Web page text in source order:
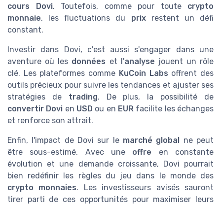
cours Dovi. Toutefois, comme pour toute crypto
monnaie, les fluctuations du prixrestent un défi
constant.
Investir dans Dovi, c'est aussi s'engager dans une
aventure où les données et l'analyse jouent un rôle
clé. Les plateformes comme KuCoin Labs offrent des
outils précieux pour suivre les tendances et ajuster ses
stratégies de trading. De plus, la possibilité de
convertir Dovi en USD ou en EUR facilite les échanges
et renforce son attrait.
Enfin, l'impact de Dovi sur le marché global
ne peut
être sous-estimé. Avec une offre en constante
évolution et une demande croissante, Dovi pourrait
bien redéfinir les règles du jeu dans le monde des
crypto monnaies. Les investisseurs avisés sauront
tirer parti de ces opportunités pour maximiser leurs